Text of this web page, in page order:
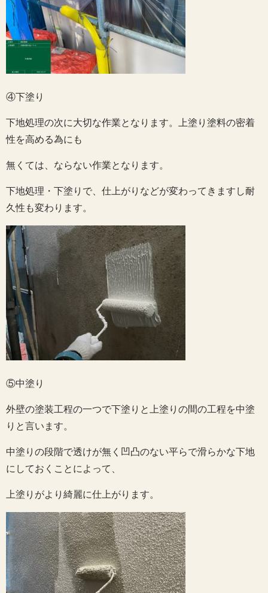
④下塗り
下地処理の次に大切な作業となります。上塗り塗料の密着
性を高める為にも
無くては、ならない作業となります。
下地処理・下塗りで、仕上がりなどが変わってきますし耐
久性も変わります。
⑤中塗り
外壁の塗装工程の一つで下塗りと上塗りの間の工程を中塗
りと言います。
中塗りの段階で透けが無く凹凸のない平らで滑らかな下地
にしておくことによって、
上塗りがより綺麗に仕上がります。